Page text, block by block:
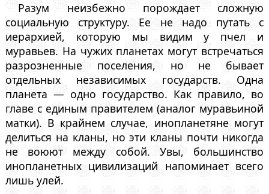
Разум неизбежно порождает сложную
социальную структуру. Ее не надо путать с
иерархией, которую мы видим у пчел и
муравьев. На чужих планетах могут встречаться
разрозненные поселения, но не бывает
отдельных независимых государств. Одна
планета — одно государство. Как правило, во
главе с единым правителем (аналог муравьиной
матки). В крайнем случае, инопланетяне могут
делиться на кланы, но эти кланы почти никогда
не воюют между собой. Увы, большинство
инопланетных цивилизаций напоминает всего
лишь улей.